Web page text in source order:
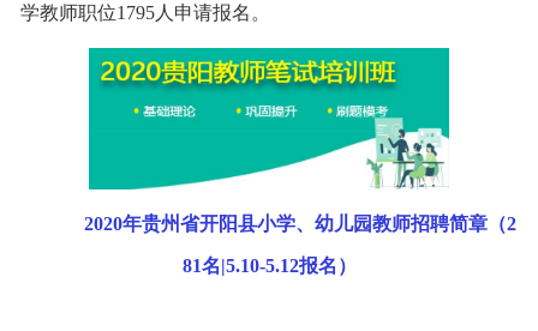
学教师职位1795人申请报名。
2020年贵州省开阳县小学、幼儿园教师招聘简章（2
81名|5.10-5.12报名）